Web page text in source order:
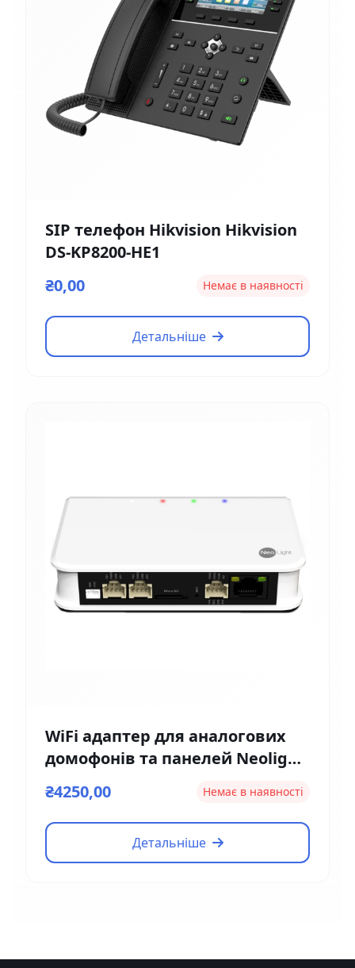
SIP телефон Hikvision Hikvision
DS-KP8200-HE1
₴0,00
Немає в наявності
Детальніше
WiFi адаптер для аналогових
домофонів та панелей Neolight
₴4250,00 Немає в наявності
Детальніше